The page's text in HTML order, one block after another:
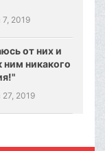
7, 2019
от них и
ним никакого
27, 2019